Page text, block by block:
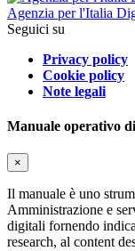
Agenzia per l'Italia
Seguici su
Privacy policy
Cookie policy
Note legali
Manuale operativo
×
Il manuale è uno
Amministrazione e
digitali fornendo
research, al content